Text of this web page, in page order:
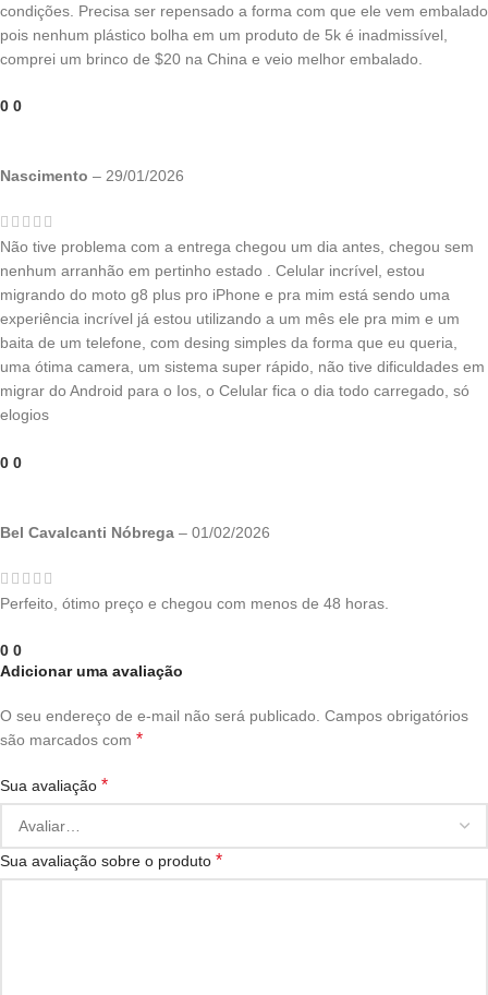
condições. Precisa ser repensado a forma com que ele vem embalado
pois nenhum plástico bolha em um produto de 5k é inadmissível,
comprei um brinco de $20 na China e veio melhor embalado.
0 0
Nascimento – 29/01/2026
Não tive problema com a entrega chegou um dia antes, chegou sem
nenhum arranhão em pertinho estado . Celular incrível, estou
migrando do moto g8 plus pro iPhone e pra mim está sendo uma
experiência incrível já estou utilizando a um mês ele pra mim e um
baita de um telefone, com desing simples da forma que eu queria,
uma ótima camera, um sistema super rápido, não tive dificuldades em
migrar do Android para o Ios, o Celular fica o dia todo carregado, só
elogios
0 0
Bel Cavalcanti Nóbrega – 01/02/2026
Perfeito, ótimo preço e chegou com menos de 48 horas.
0 0
Adicionar uma avaliação
O seu endereço de e-mail não será publicado. Campos obrigatórios
são marcados com *
Sua avaliação *
Sua avaliação sobre o produto *